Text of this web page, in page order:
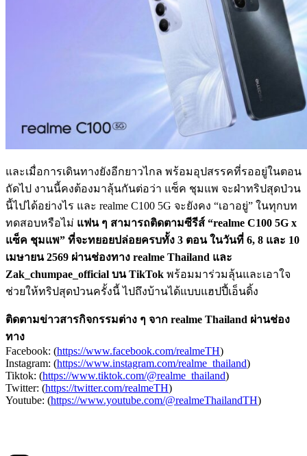
และเมื่อการเดินทางยังอีกยาวไกล พร้อมอุปสรรคที่รออยู่ในตอน
ถัดไป งานนี้คงต้องมาลุ้นกันต่อว่า แซ็ค ชุมแพ จะฝ่าทริปสุดป่วน
นี้ไปได้อย่างไร และ realme C100 5G จะยังคง “เอาอยู่” ในทุกบท
ทดสอบหรือไม่ แฟน ๆ สามารถติดตามซีรีส์ “realme C100 5G x
แซ็ค ชุมแพ” ที่จะทยอยปล่อยครบทั้ง 3 ตอน ในวันที่ 6, 8 และ 10
เมษายน 2569 ผ่านช่องทาง realme Thailand และ
Zak_chumpae_official บน TikTok พร้อมมาร่วมลุ้นและเอาใจ
ช่วยให้ทริปสุดป่วนครั้งนี้ ไปถึงบ้านได้แบบแฮปปี้เอ็นดิ้ง
ติดตามข่าวสารกิจกรรมต่าง ๆ จาก realme Thailand ผ่านช่อง
ทาง
Facebook: (https://www.facebook.com/realmeTH)
Instagram: (https://www.instagram.com/realme_thailand)
Tiktok: (https://www.tiktok.com/@realme_thailand)
Twitter: (https://twitter.com/realmeTH)
Youtube: (https://www.youtube.com/@realmeThailandTH)